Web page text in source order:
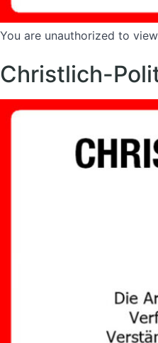
You are unauthorized to
Christlich-